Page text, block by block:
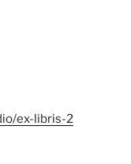
ex-libris-2